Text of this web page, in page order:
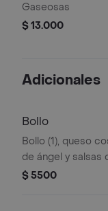
Gaseosas
$ 13.000
Adicionales
Bollo
Bollo (1), queso
de ángel y salsas
$ 5500